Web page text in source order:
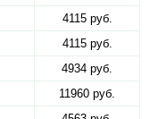
4115 руб.
4115 руб.
4934 руб.
11960 руб.